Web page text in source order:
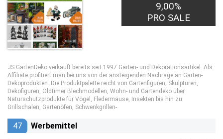
9,00%
PRO SALE
JS GartenDeko verkauft bereits seit 1997 Garten- und Dekorationsartikel. Als
Affiliate profitiert man bei uns von der ansteigenden Nachrage an Garten-
Dekoprodukten. Die Produktpalette reicht von Gartenfiguren, Skulpturen,
Dekofiguren, Oldtimer Blechmodellen, Wohn- und Gartendeko über
Naturschutzprodukte für Vögel, Fledermäuse, Insekten bis hin zu
Grillschalen, Gartenöfen, Schwenkgrillen-
47 Werbemittel